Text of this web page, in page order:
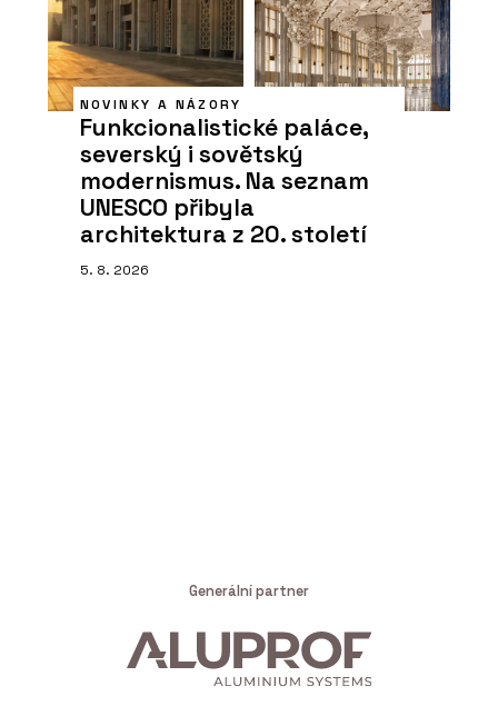
NOVINKY A NÁZORY
Funkcionalistické paláce,
severský i sovětský
modernismus. Na seznam
UNESCO přibyla
architektura z 20. století
5. 8. 2026
Generální partner